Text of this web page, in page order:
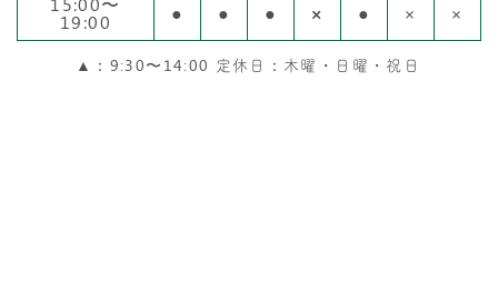
19:00 ● ● ● × ● × ×
▲：9:30〜14:00 定休日：木曜・日曜・祝日